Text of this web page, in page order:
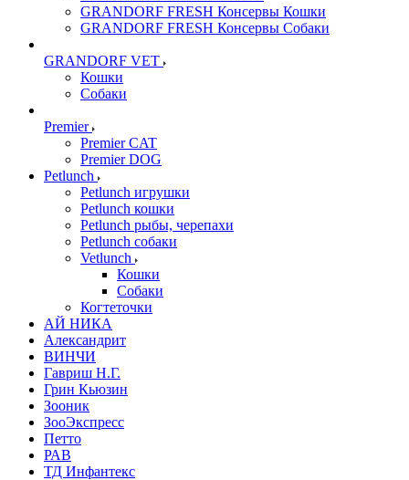
GRANDORF FRESH Консервы Кошки
GRANDORF FRESH Консервы Собаки
GRANDORF VET
Кошки
Собаки
Premier
Premier CAT
Premier DOG
Petlunch
Petlunch игрушки
Petlunch кошки
Petlunch рыбы, черепахи
Petlunch собаки
Vetlunch
Кошки
Собаки
Когтеточки
АЙ НИКА
Александрит
ВИНЧИ
Гавриш Н.Г.
Грин Кьюзин
Зооник
ЗооЭкспресс
Петто
РАВ
ТД Инфантекс